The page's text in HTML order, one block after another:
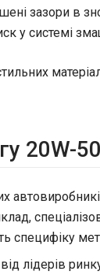
зазори в
у системі
20W-
лідерів